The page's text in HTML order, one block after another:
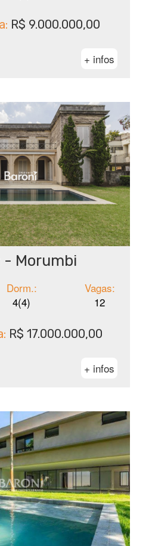
R$ 9.000.000,00
+ infos
- Morumbi
Dorm.:
4(4)
Vagas:
12
R$ 17.000.000,00
+ infos